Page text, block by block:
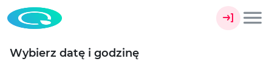
Wybierz datę i godzinę